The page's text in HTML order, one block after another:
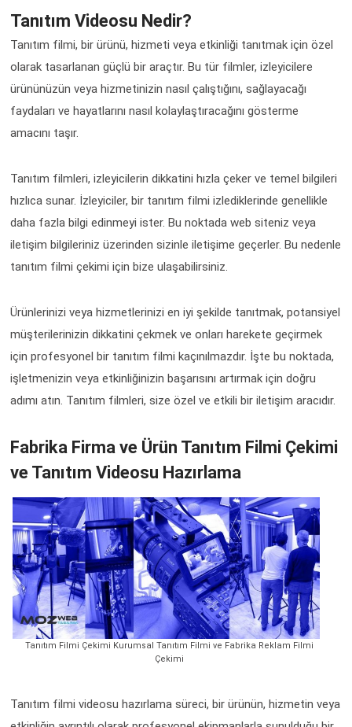
Tanıtım Videosu Nedir?
Tanıtım filmi, bir ürünü, hizmeti veya etkinliği tanıtmak için özel
olarak tasarlanan güçlü bir araçtır. Bu tür filmler, izleyicilere
ürününüzün veya hizmetinizin nasıl çalıştığını, sağlayacağı
faydaları ve hayatlarını nasıl kolaylaştıracağını gösterme
amacını taşır.
Tanıtım filmleri, izleyicilerin dikkatini hızla çeker ve temel bilgileri
hızlıca sunar. İzleyiciler, bir tanıtım filmi izlediklerinde genellikle
daha fazla bilgi edinmeyi ister. Bu noktada web siteniz veya
iletişim bilgileriniz üzerinden sizinle iletişime geçerler. Bu nedenle
tanıtım filmi çekimi için bize ulaşabilirsiniz.
Ürünlerinizi veya hizmetlerinizi en iyi şekilde tanıtmak, potansiyel
müşterilerinizin dikkatini çekmek ve onları harekete geçirmek
için profesyonel bir tanıtım filmi kaçınılmazdır. İşte bu noktada,
işletmenizin veya etkinliğinizin başarısını artırmak için doğru
adımı atın. Tanıtım filmleri, size özel ve etkili bir iletişim aracıdır.
Fabrika Firma ve Ürün Tanıtım Filmi Çekimi
ve Tanıtım Videosu Hazırlama
Tanıtım Filmi Çekimi Kurumsal Tanıtım Filmi ve Fabrika Reklam Filmi
Çekimi
Tanıtım filmi videosu hazırlama süreci, bir ürünün, hizmetin veya